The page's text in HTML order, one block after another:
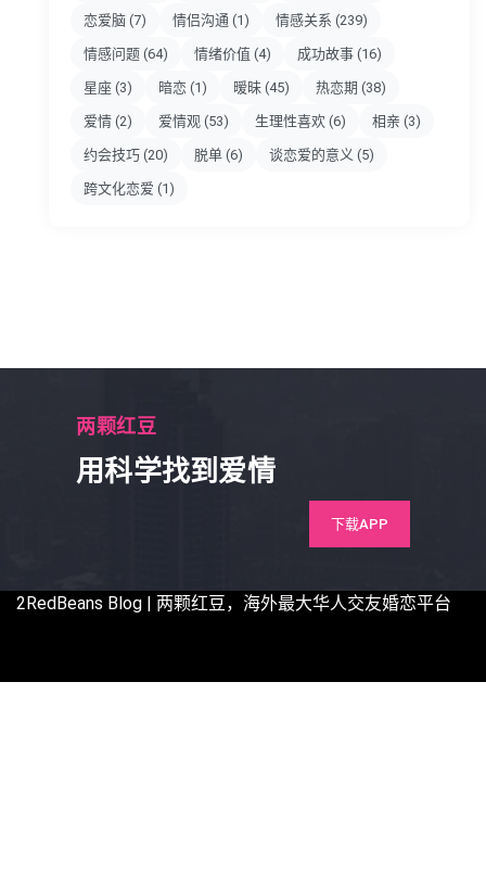
恋爱脑 (7) 情侣沟通 (1) 情感关系 (239)
情感问题 (64) 情绪价值 (4) 成功故事 (16)
星座 (3) 暗恋 (1) 暧昧 (45) 热恋期 (38)
爱情 (2) 爱情观 (53) 生理性喜欢 (6) 相亲 (3)
约会技巧 (20) 脱单 (6) 谈恋爱的意义 (5)
跨文化恋爱 (1)
两颗红豆
用科学找到爱情
下载APP
2RedBeans Blog | 两颗红豆，海外最大华人交友婚恋平台